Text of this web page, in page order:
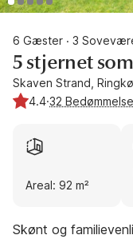
6 Gæster · 3
5 stjernet
Skaven Strand,
4.4·32
Areal: 92 m²
Skønt og